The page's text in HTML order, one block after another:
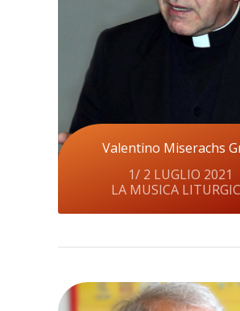
Valentino Miserachs
1/ 2 LUGLIO 2021
LA MUSICA